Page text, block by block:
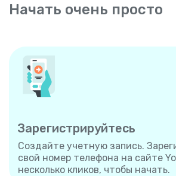
Начать очень просто
Зарегистрируйтесь
Создайте учетную запись.
свой номер телефона на сайте
несколько кликов, чтобы начать.